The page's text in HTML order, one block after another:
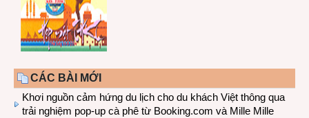
CÁC BÀI MỚI
Khơi nguồn cảm hứng du lịch cho du khách Việt thông qua
trải nghiệm pop-up cà phê từ Booking.com và Mille Mille